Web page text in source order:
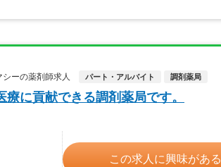
ーの薬剤師求人
パート・アルバイト 調剤薬局
に貢献できる調剤薬局です。
この求人に興味がある